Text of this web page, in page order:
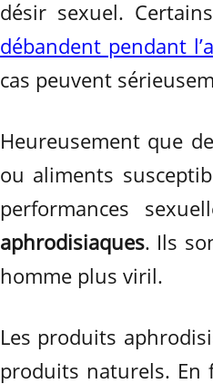
désir sexuel.
débandent pendant
cas peuvent
Heureusement que
ou aliments
performances
aphrodisiaques. Ils
homme plus viril.
Les produits
produits naturels. En